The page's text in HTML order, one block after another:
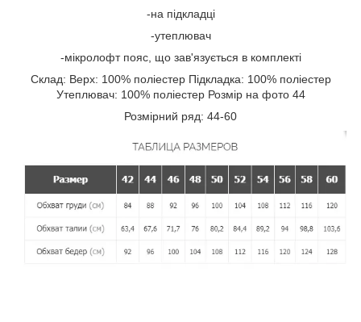
-на підкладці
-утеплювач
-мікролофт пояс, що зав'язується в комплекті
Склад: Верх: 100% поліестер Підкладка: 100% поліестер
Утеплювач: 100% поліестер Розмір на фото 44
Розмірний ряд: 44-60